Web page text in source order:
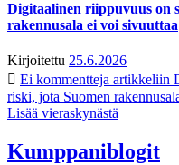
Digitaalinen riippuvuus on
rakennusala ei voi sivuuttaa
Kirjoitettu 25.6.2026
Ei kommentteja artikkeliin
riski, jota Suomen
Lisää vieraskynästä
Kumppaniblogit